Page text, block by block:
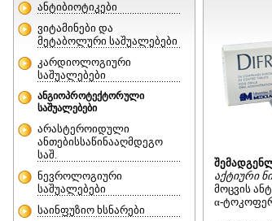
აქტიური
მოცვის
α-
ანტიბიოტიკები
ვიტამინები და
მეტაბოლური საშუალებები
კარდიოლოგიური
საშუალებები
ანგიოპროტექტორული
საშუალებები
არასტეროიდული
ანთებისსაწინააღმდეგო
საშ.
ნევროლოგიური
საშუალებები
საინფუზიო ხსნარები